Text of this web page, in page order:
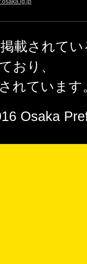
載されて
おり、
れていま
Osaka